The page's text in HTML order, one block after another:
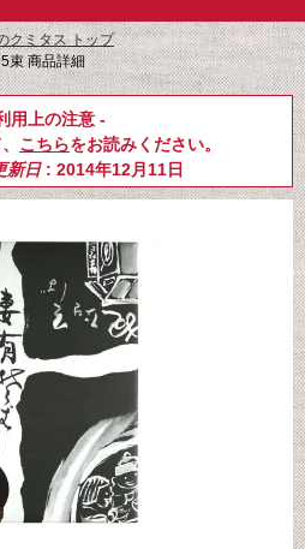
クミタス トップ
商品詳細
用上の注意 -
こちらをお読みください。
新日: 2014年12月11日